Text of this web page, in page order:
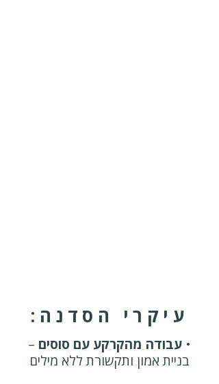
עיקרי הסדנה:
• עבודה מהקרקע עם סוסים –
בניית אמון ותקשורת ללא מילים